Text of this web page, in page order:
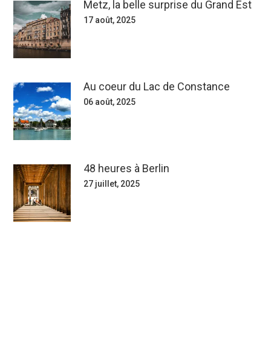
Metz, la belle surprise du Grand Est
17 août, 2025
Au coeur du Lac de Constance
06 août, 2025
48 heures à Berlin
27 juillet, 2025